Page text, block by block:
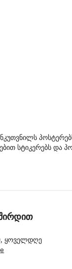
სტიკერებს
ყოველდღე